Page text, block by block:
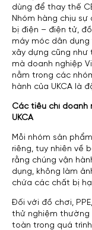
dùng để thay thế
Nhóm hàng chịu
bị điện – điện tử,
máy móc dân dụng
xây dựng cũng
mà doanh nghiệp
nằm trong các
hành của UKCA là
Các tiêu chí doanh
UKCA
Mỗi nhóm sản
riêng, tuy nhiên về
rằng chúng vận
dụng, không làm
chứa các chất bị
Đối với đồ chơi,
thử nghiệm thường
toàn trong quá